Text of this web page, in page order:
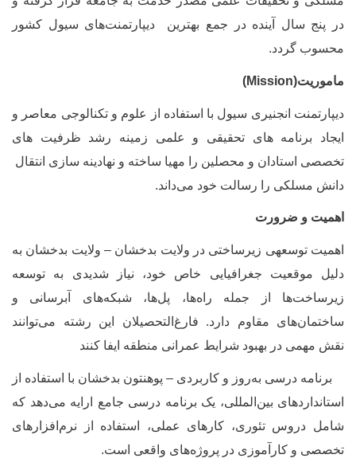
پنج سال آینده در جمع بهترین دیپارتمنت‌های سیول کشور
گردد.
Mission
)
انجنیری سیول با استفاده از علوم و تکنالوجی معاصر و
برنامه های تحقیقی و علمی زمینه رشد ظرفیت های
استادان و محصلین را مهیا ساخته و نهادینه سازی انتقال
مسلکی را رسالت خود می‌داند.
و ضرورت
توسعه‏ی زیرساختی در ولایت بدخشان – ولایت بدخشان به
موقعیت جغرافیایی خاص خود، نیاز شدیدی به توسعه
از جمله راه‌ها، پل‌ها، شبکه‌های آبرسانی و
مقاوم دارد. فارغ‌التحصیلان این رشته می‌توانند
مهمی در بهبود شرایط عمرانی منطقه ایفا کنند
برنامه درسی به‌روز و کاربردی – پوهنتون بدخشان با استفاده از
بین‌المللی، یک برنامه درسی جامع ارایه می‌دهد که
دروس تئوری، کارهای عملی، استفاده از نرم‌افزارهای
و کارآموزی در پروژه‌های واقعی است.